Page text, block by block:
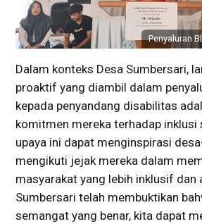
Penyaluran
Dalam konteks Desa Sumbersari,
proaktif yang diambil dalam
kepada penyandang disabilitas
komitmen mereka terhadap inklusi
upaya ini dapat menginspirasi
mengikuti jejak mereka dalam
masyarakat yang lebih inklusif dan
Sumbersari telah membuktikan
semangat yang benar, kita dapat